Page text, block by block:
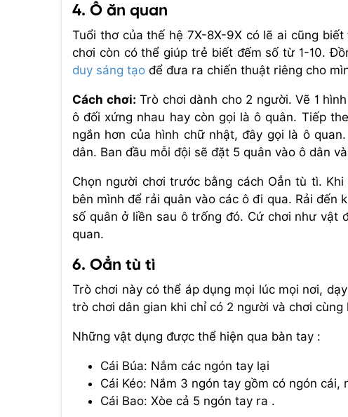
4. Ô ăn quan
Tuổi thơ của thế hệ 7X-8X-9X có lẽ ai cũng
chơi còn có thể giúp trẻ biết đếm số từ 1-10.
duy sáng tạo để đưa ra chiến thuật riêng cho
Cách chơi: Trò chơi dành cho 2 người. Vẽ 1
ô đối xứng nhau hay còn gọi là ô quân. Tiếp
ngắn hơn của hình chữ nhật, đây gọi là ô
dân. Ban đầu mỗi đội sẽ đặt 5 quân vào ô dân
Chọn người chơi trước bằng cách Oẳn tù tì.
bên mình để rải quân vào các ô đi qua. Rải
số quân ở liền sau ô trống đó. Cứ chơi như vật
quan.
6. Oẳn tù tì
Trò chơi này có thể áp dụng mọi lúc mọi nơi,
trò chơi dân gian khi chỉ có 2 người và chơi cùng
Những vật dụng được thể hiện qua bàn tay :
Cái Búa: Nắm các ngón tay lại
Cái Kéo: Nắm 3 ngón tay gồm có ngón
Cái Bao: Xòe cả 5 ngón tay ra .